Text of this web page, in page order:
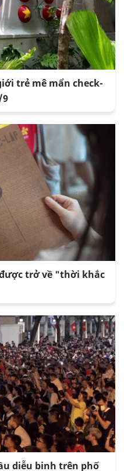
trẻ mê mẩn check-
9
trở về "thời khắc
diễu binh trên phố